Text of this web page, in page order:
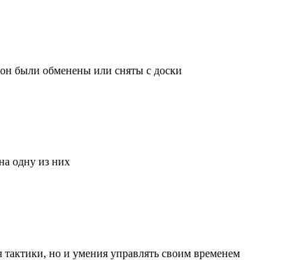
были обменены или сняты с доски
одну из них
но и умения управлять своим временем